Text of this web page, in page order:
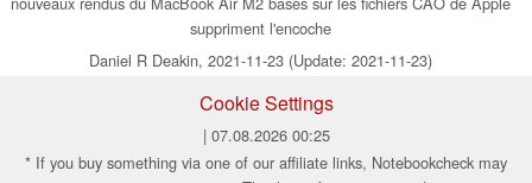
suppriment l'encoche
Daniel R Deakin, 2021-11-23 (Update: 2021-11-23)
Cookie Settings
| 07.08.2026 00:25
* If you buy something via one of our affiliate links, Notebookcheck may